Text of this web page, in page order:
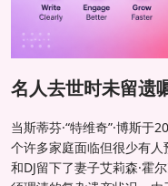
名人去世时未留遗
当斯蒂芬·“特维奇”·博斯
个许多家庭面临但很少有
和DJ留下了妻子艾莉森·霍